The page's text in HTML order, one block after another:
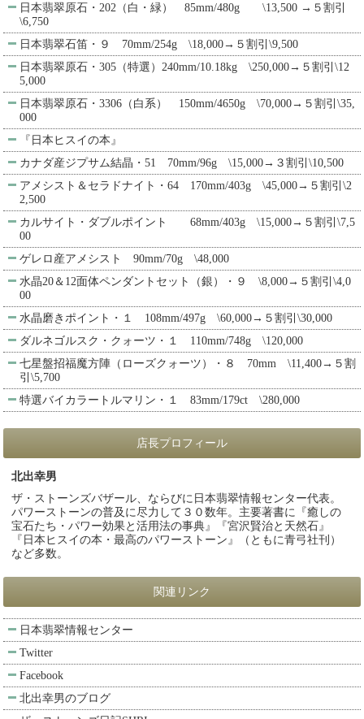
日本翡翠原石・202（白・緑） 85mm/480g \13,500 →５割引
\6,750
日本翡翠石笛・９ 70mm/254g \18,000→５割引\9,500
日本翡翠原石・305（特選）240mm/10.18kg \250,000→５割引\12
5,000
日本翡翠原石・3306（白系） 150mm/4650g \70,000→５割引\35,
000
『日本ヒスイの本』
カナダ産ジプサム結晶・51 70mm/96g \15,000→３割引\10,500
アメシスト＆セラドナイト・64 170mm/403g \45,000→５割引\2
2,500
カルサイト・ダブルポイント 68mm/403g \15,000→５割引\7,5
00
ゲレロ産アメシスト 90mm/70g \48,000
水晶20＆12面体ペンダントセット（銀）・９ \8,000→５割引\4,0
00
水晶磨きポイント・１ 108mm/497g \60,000→５割引\30,000
ダルネゴルスク・クォーツ・１ 110mm/748g \120,000
七星盤招福魔方陣（ローズクォーツ）・８ 70mm \11,400→５割
引\5,700
特選バイカラートルマリン・１ 83mm/179ct \280,000
店長プロフィール
北出幸男
ザ・ストーンズバザール、ならびに日本翡翠情報センター代表。
パワーストーンの普及に尽力して３０数年。主要著書に『癒しの
宝石たち・パワー効果と活用法の事典』『宮沢賢治と天然石』
『日本ヒスイの本・最高のパワーストーン』（ともに青弓社刊）
など多数。
関連リンク
日本翡翠情報センター
Twitter
Facebook
北出幸男のブログ